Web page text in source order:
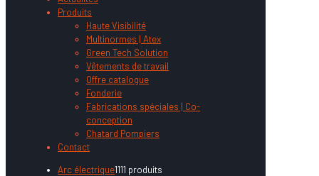
Produits
Haute Visibilité
Multinormes | Atex
Green Tech Solution
Vêtements de travail
Offre catalogue
Fonderie
Fabrications spéciales | Co-
conception
Chatard Pompiers
Contact
Arc électrique1111 produits